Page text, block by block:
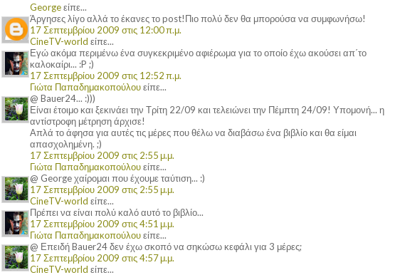
Georgeείπε...
Άργησες λίγο αλλά το έκανες το post!Πιο πολύ δεν θα μπορούσα να συμφωνήσω!
17 Σεπτεμβρίου 2009 στις 12:00 π.μ.
CineTV-world είπε...
Εγώ ακόμα περιμένω ένα συγκεκριμένο αφιέρωμα για το οποίο έχω ακούσει απ΄το
καλοκαίρι... :P ;)
17 Σεπτεμβρίου 2009 στις 12:52 π.μ.
Γιώτα Παπαδημακοπούλουείπε...
@ Bauer24... :)))
Είναι έτοιμο και ξεκινάει την Τρίτη 22/09 και τελειώνει την Πέμπτη 24/09! Υπομονή... η
αντίστροφη μέτρηση άρχισε!
Απλά το άφησα για αυτές τις μέρες που θέλω να διαβάσω ένα βιβλίο και θα είμαι
απασχολημένη. ;)
17 Σεπτεμβρίου 2009 στις 2:55 μ.μ.
Γιώτα Παπαδημακοπούλουείπε...
@ George χαίρομαι που έχουμε ταύτιση... :)
17 Σεπτεμβρίου 2009 στις 2:55 μ.μ.
CineTV-world είπε...
Πρέπει να είναι πολύ καλό αυτό το βιβλίο...
17 Σεπτεμβρίου 2009 στις 4:51 μ.μ.
Γιώτα Παπαδημακοπούλουείπε...
@ Επειδή Bauer24 δεν έχω σκοπό να σηκώσω κεφάλι για 3 μέρες;
17 Σεπτεμβρίου 2009 στις 4:57 μ.μ.
CineTV-world είπε...